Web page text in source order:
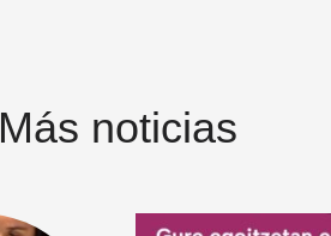
Más noticias